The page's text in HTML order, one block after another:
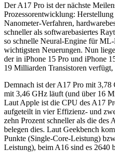
Der A17 Pro ist der nächste
Prozessorentwicklung:
Nanometer-Verfahren,
schneller als softwarebasiertes
so schnelle Neural-Engine für
wichtigsten Neuerungen. Nun
der in iPhone 15 Pro und iPhone
19 Milliarden Transistoren verfügt,
Demnach ist der A17 Pro mit
mit 3,46 GHz läuft (und über 16
Laut Apple ist die CPU des A17
aufgeteilt in vier Effizienz- und
zehn Prozent schneller als die des
belegen dies. Laut Geekbench
Punkte (Single-Core-Leistung)
Leistung), beim A16 sind es 2640